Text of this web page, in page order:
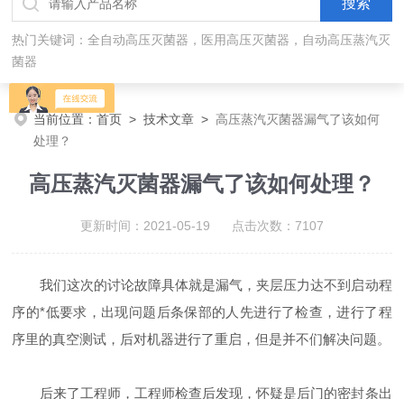
热门关键词：全自动高压灭菌器，医用高压灭菌器，自动高压蒸汽灭
菌器
当前位置：首页 >技术文章 > 高压蒸汽灭菌器漏气了该如何
处理？
高压蒸汽灭菌器漏气了该如何处理？
更新时间：2021-05-19 点击次数：7107
我们这次的讨论故障具体就是漏气，夹层压力达不到启动程
序的*低要求，出现问题后条保部的人先进行了检查，进行了程
序里的真空测试，后对机器进行了重启，但是并不们解决问题。
后来了工程师，工程师检查后发现，怀疑是后门的密封条出